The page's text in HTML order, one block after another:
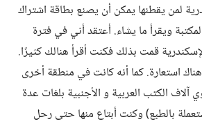
لمن يقطنها يمكن أن يصنع بطاقة اشتراك
ويقرأ ما يشاء. أعتقد أني في فترة
قمت بذلك فكنت أقرأ هنالك كثيرًا.
استعارة. كما أنه كانت في منطقة أخرى
الكتب العربية و الأجنبية بلغات عدة
بالطبع) وكنت أبتاع منها حتى رحل